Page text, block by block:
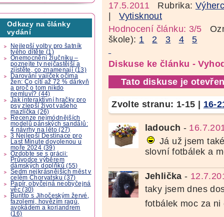
Odkazy na články
vydání
Nejlepší volby pro šatník
tvého dítěte (1)
Onemocnění žlučníku –
poznejte ty nejčastější a
zjistěte, co znamenají (13)
Darování vajíček očima
žen: Co cítí až 72 % dárkyň
a proč o tom nikdo
nemluví? (44)
Jak interaktivní hračky pro
psy zlepší život vašeho
mazlíčka (26)
Recenze nejmódnějších
modelů pánských sandálů:
4 návrhy na léto (27)
3 Nejlepší Destinace pro
Last Minute dovolenou u
moře 2024 (39)
Ozdobte se s grácii:
Průvodce výběrem
dámských doplňků (55)
Sedm nejkrásnějších měst v
celém Chorvatsku (37)
Papír, obyčejná neobyčejná
věc (30)
Buritto s Jihočeským žervé,
fazolemi, hovězím ragú,
avokádem a koriandrem
(16)
17.5.2011 Rubrika:
|Vytisknout
Hodnocení článku: 3/5
škole): 1 2 3 4 5
Diskuse ke článku -
Tato diskuse je
Zvolte stranu: 1-15 16-
ladouch -
Já už jsem
slovní fotbálek a
Jehlička -
taky jsem dnes
fotbálek moc za